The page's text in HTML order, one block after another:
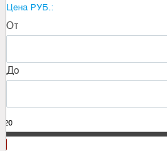
Цена РУБ.:
От
До
220